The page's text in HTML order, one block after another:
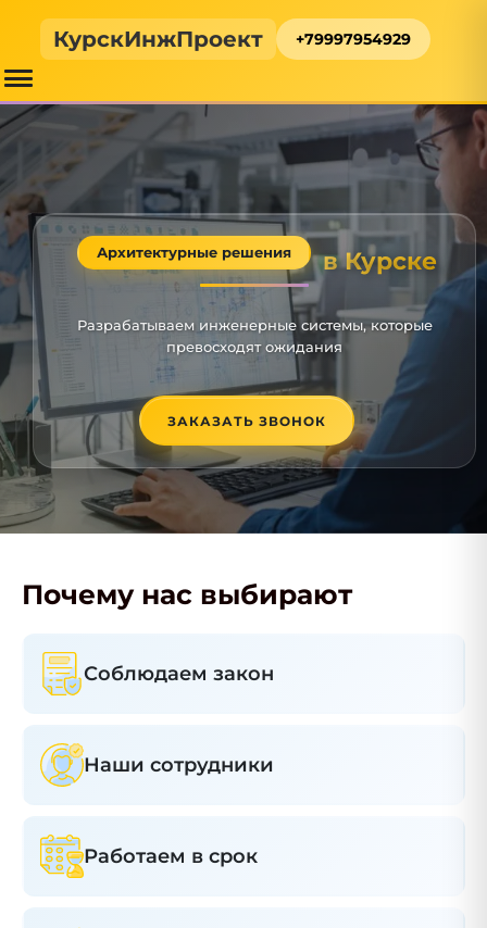
КурскИнжПроект +79997954929
Архитектурные решения в Курске
Разрабатываем инженерные системы, которые
превосходят ожидания
ЗАКАЗАТЬ ЗВОНОК
Почему нас выбирают
Соблюдаем закон
Наши сотрудники
Работаем в срок